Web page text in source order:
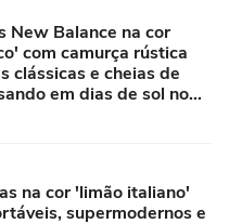
New Balance na cor
com camurça rústica
clássicas e cheias de
em dias de sol no
na cor 'limão italiano'
supermodernos e